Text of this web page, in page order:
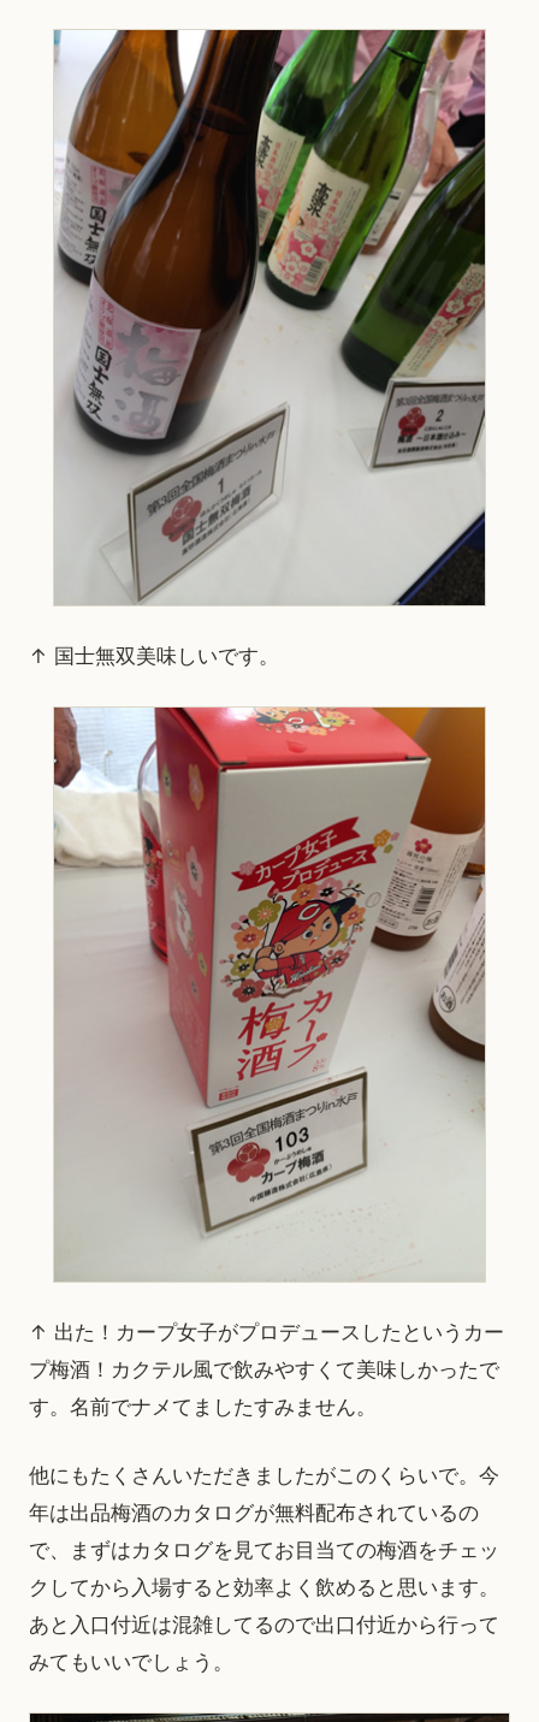
↑ 国士無双美味しいです。
↑ 出た！カープ女子がプロデュースしたというカー
プ梅酒！カクテル風で飲みやすくて美味しかったで
す。名前でナメてましたすみません。
他にもたくさんいただきましたがこのくらいで。今
年は出品梅酒のカタログが無料配布されているの
で、まずはカタログを見てお目当ての梅酒をチェッ
クしてから入場すると効率よく飲めると思います。
あと入口付近は混雑してるので出口付近から行って
みてもいいでしょう。